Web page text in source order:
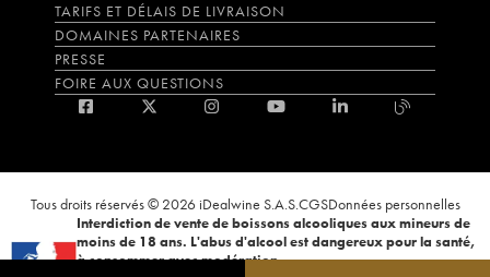
TARIFS ET DÉLAIS DE LIVRAISON
DOMAINES PARTENAIRES
PRESSE
FOIRE AUX QUESTIONS
Tous droits réservés © 2026 iDealwine S.A.S.CGSDonnées personnelles
Interdiction de vente de boissons alcooliques aux mineurs de
moins de 18 ans. L'abus d'alcool est dangereux pour la santé,
à consommer avec modération.